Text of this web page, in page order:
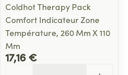
Coldhot Therapy Pack
Comfort Indicateur Zone
Température, 260 Mm X 110
Mm
17,16 €